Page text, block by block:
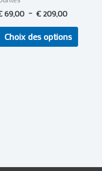
69,00 – € 209,00
Choix des options
page